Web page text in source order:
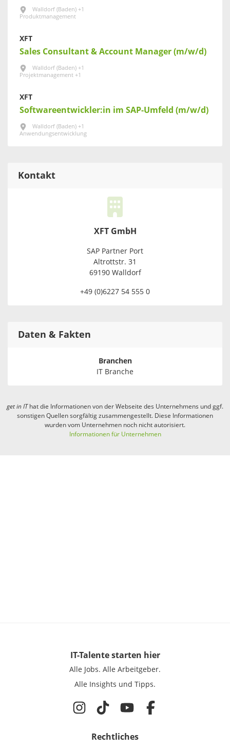
Walldorf (Baden) +1
Produktmanagement
XFT
Sales Consultant & Account Manager (m/w/d)
Walldorf (Baden) +1
Projektmanagement +1
XFT
Softwareentwickler:in im SAP-Umfeld (m/w/d)
Walldorf (Baden) +1
Anwendungsentwicklung
Kontakt
XFT GmbH
SAP Partner Port
Altrottstr. 31
69190 Walldorf
+49 (0)6227 54 555 0
Daten & Fakten
Branchen
IT Branche
get in IThat die Informationen von der Webseite des Unternehmens und ggf.
sonstigen Quellen sorgfältig zusammengestellt. Diese Informationen
wurden vom Unternehmen noch nicht autorisiert.
Informationen für Unternehmen
IT-Talentestarten hier
Alle Jobs. Alle Arbeitgeber.
Alle Insights und Tipps.
Rechtliches